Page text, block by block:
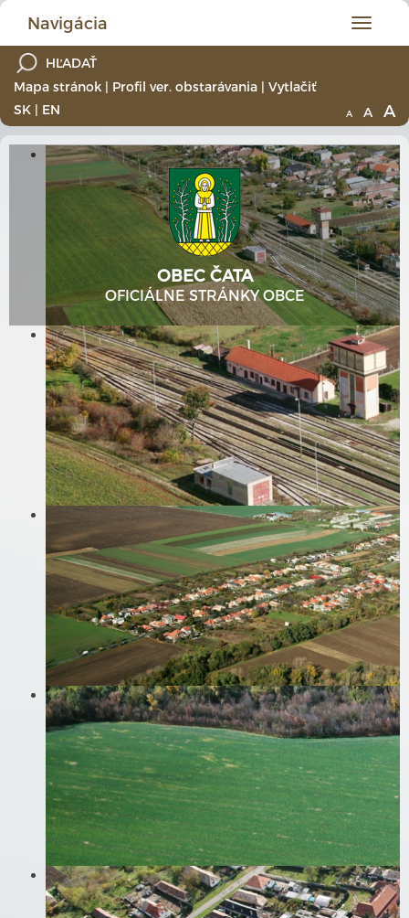
Hlavné
menu
Navigácia
Mapa stránok | Profil ver. obstarávania | Vytlačiť
SK | EN A A A
OBEC ČATA
OFICIÁLNE STRÁNKY OBCE